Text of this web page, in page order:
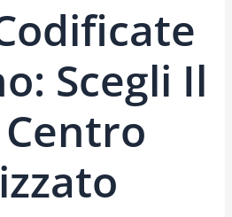
Scegli Il